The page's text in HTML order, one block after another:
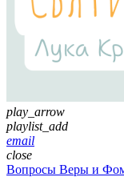
play_arrow
playlist_add
email
close
Вопросы Веры и